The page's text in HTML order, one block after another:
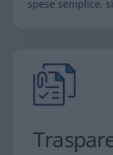
spese semplice,